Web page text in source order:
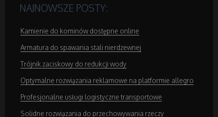
Strony Internetowe
Kontakt
NAJNOWSZE POSTY:
Kamienie do kominów dostępne online
Armatura do spawania stali nierdzewnej
Trójnik zaciskowy do redukcji wody
Optymalne rozwiązania reklamowe na platformie allegro
Profesjonalne usługi logistyczne transportowe
Solidne rozwiązania do przechowywania rzeczy